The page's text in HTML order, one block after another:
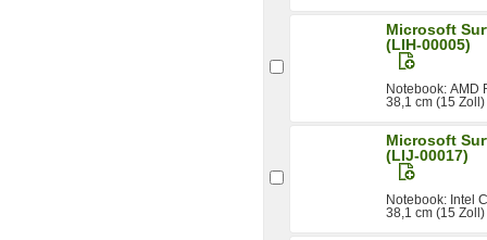
Microsoft
(LIH-00005)
Notebook: AMD
38,1 cm (15
Microsoft
(LIJ-00017)
Notebook: Intel
38,1 cm (15